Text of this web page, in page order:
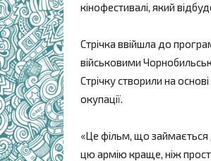
кінофестивалі, який
Стрічка ввійшла до
військовими
Стрічку створили на
окупації.
«Це фільм, що займається
цю армію краще, ніж